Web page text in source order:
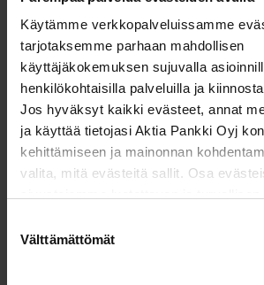
Käytämme verkkopalveluissamme
tarjotaksemme parhaan mahdollisen
käyttäjäkokemuksen sujuvalla
henkilökohtaisilla palveluilla ja
Jos hyväksyt kaikki evästeet, annat
ja käyttää tietojasi Aktia Pankki Oyj
kehittämiseen ja mainonnan
valita, mitä evästeitä sallit. Osa
valinta
Välttämättömät
Uutisarkisto
Jaa